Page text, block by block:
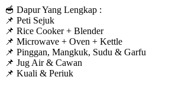
🥣 Dapur Yang Lengkap :
📌 Peti Sejuk
📌 Rice Cooker + Blender
📌 Microwave + Oven + Kettle
📌 Pinggan, Mangkuk, Sudu & Garfu
📌 Jug Air & Cawan
📌 Kuali & Periuk